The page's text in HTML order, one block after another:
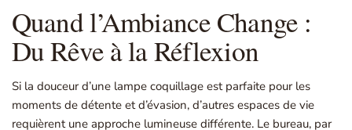
Quand l’Ambiance Change :
Du Rêve à la Réflexion
Si la douceur d’une lampe coquillage est parfaite pour les
moments de détente et d’évasion, d’autres espaces de vie
requièrent une approche lumineuse différente. Le bureau, par